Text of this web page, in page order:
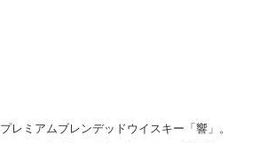
レミアムブレンデッドウイスキー「響」。